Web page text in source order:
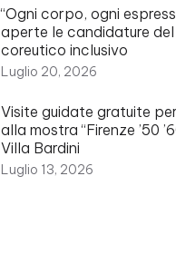
“Ogni corpo, ogni
aperte le candidature
coreutico inclusivo
Luglio 20, 2026
Visite guidate gratuite
alla mostra “Firenze ’50
Villa Bardini
Luglio 13, 2026